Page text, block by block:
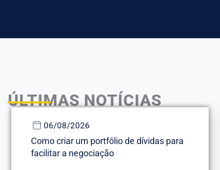
ÚLTIMAS NOTÍCIAS
06/08/2026
Como criar um portfólio de dívidas para
facilitar a negociação